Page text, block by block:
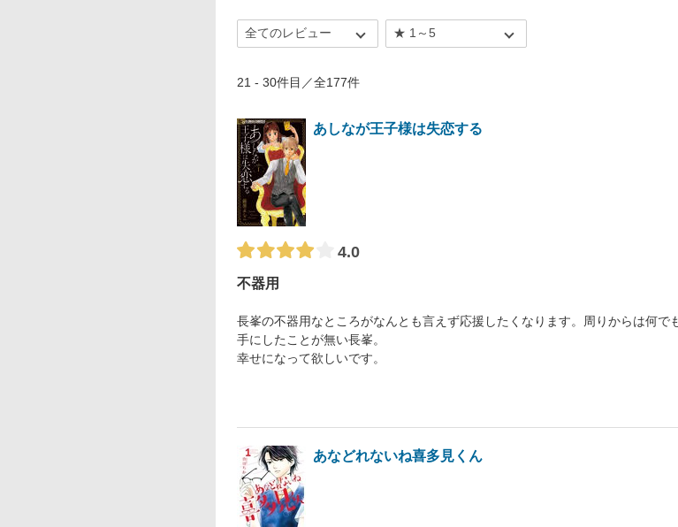
21 - 30件目／全177件
あしなが王子様は失恋する
4.0
不器用
長峯の不器用なところがなんとも言えず応援したくなります。周りからは何
手にしたことが無い長峯。
幸せになって欲しいです。
あなどれないね喜多見くん